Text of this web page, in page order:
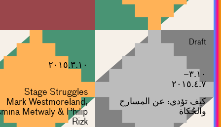
Draft
٣.١٠–
٢٠١٥.٤.٧
كيف تؤدي: عن المسارح
والحُكاة
٢٠١٥.٣.١٠
Stage Struggles
Mark Westmoreland,
Metwaly & Philip
Rizk